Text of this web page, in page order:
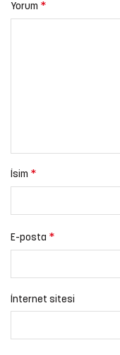
Yorum *
İsim *
E-posta *
İnternet sitesi